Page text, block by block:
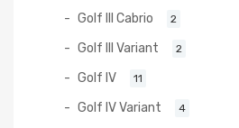
Golf III Cabrio 2
Golf III Variant 2
Golf IV 11
Golf IV Variant 4